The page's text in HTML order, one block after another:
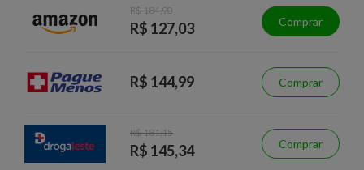
R$ 184,90
R$ 127,03 Comprar
R$ 144,99 Comprar
R$ 181,15
R$ 145,34 Comprar